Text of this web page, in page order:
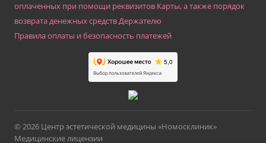
оплаченных при помощи реквизитов Карты, а также порядок
возврата денежных средств Держателю
Правила оплаты и безопасность платежей
© 2026 Центр эстетической медицины «Номосклиник»
Медицинские лицензии